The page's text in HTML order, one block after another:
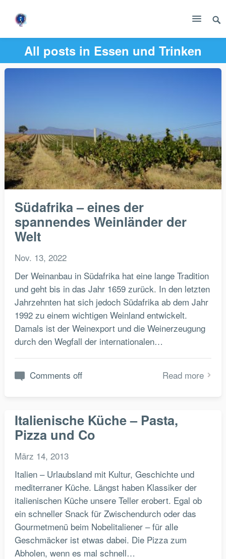
All posts in Essen und Trinken
Südafrika – eines der
spannendes Weinländer der
Welt
Nov. 13, 2022
Der Weinanbau in Südafrika hat eine lange Tradition
und geht bis in das Jahr 1659 zurück. In den letzten
Jahrzehnten hat sich jedoch Südafrika ab dem Jahr
1992 zu einem wichtigen Weinland entwickelt.
Damals ist der Weinexport und die Weinerzeugung
durch den Wegfall der internationalen…
Comments off Read more
Italienische Küche – Pasta,
Pizza und Co
März 14, 2013
Italien – Urlaubsland mit Kultur, Geschichte und
mediterraner Küche. Längst haben Klassiker der
italienischen Küche unsere Teller erobert. Egal ob
ein schneller Snack für Zwischendurch oder das
Gourmetmenü beim Nobelitaliener – für alle
Geschmäcker ist etwas dabei. Die Pizza zum
Abholen, wenn es mal schnell…